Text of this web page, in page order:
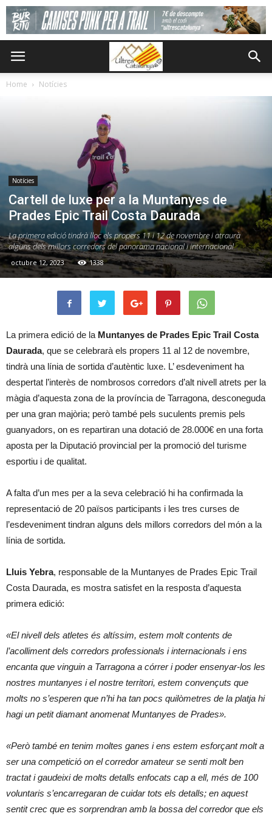
Home Notícies
Notícies
Cartell de luxe per a la Muntanyes de
Prades Epic Trail Costa Daurada
La primera edició tindrà lloc els propers 11 i 12 de novembre i atraurà
alguns dels millors corredors del panorama nacional i internacional
octubre 12, 2023 1338
La primera edició de la Muntanyes de Prades Epic Trail Costa
Daurada, que se celebrarà els propers 11 al 12 de novembre,
tindrà una línia de sortida d’autèntic luxe. L’ esdeveniment ha
despertat l’interès de nombrosos corredors d’alt nivell atrets per la
màgia d’aquesta zona de la província de Tarragona, desconeguda
per una gran majòria; però també pels suculents premis pels
guanyadors, on es repartiran una dotació de 28.000€ en una forta
aposta per la Diputació provincial per la promoció del turisme
esportiu i de qualitat.
A falta d’un mes per a la seva celebració hi ha confirmada la
representació de 20 països participants i les tres curses de
l’esdeveniment tindran alguns dels millors corredors del món a la
línia de sortida.
Lluis Yebra, responsable de la Muntanyes de Prades Epic Trail
Costa Daurada, es mostra satisfet en la resposta d’aquesta
primera edició:
«El nivell dels atletes és altíssim, estem molt contents de
l’acolliment dels corredors professionals i internacionals i ens
encanta que vinguin a Tarragona a córrer i poder ensenyar-los les
nostres muntanyes i el nostre territori, estem convençuts que
molts no s’esperen que n’hi ha tan pocs quilòmetres de la platja hi
hagi un petit diamant anomenat Muntanyes de Prades».
«Però també en tenim moltes ganes i ens estem esforçant molt a
ser una competició on el corredor amateur se senti molt ben
tractat i gaudeixi de molts detalls enfocats cap a ell, més de 100
voluntaris s’encarregaran de cuidar tots els detalls; en aquest
sentit crec que es sorprendran amb la bossa del corredor que els